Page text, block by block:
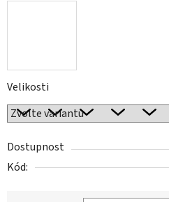
Velikosti
Dostupnost
Kód: